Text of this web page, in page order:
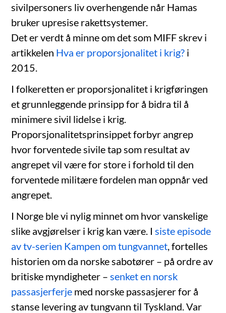
sivilpersoners liv overhengende når Hamas
bruker upresise rakettsystemer.
Det er verdt å minne om det som MIFF skrev i
artikkelen Hva er proporsjonalitet i krig? i
2015.
I folkeretten er proporsjonalitet i krigføringen
et grunnleggende prinsipp for å bidra til å
minimere sivil lidelse i krig.
Proporsjonalitetsprinsippet forbyr angrep
hvor forventede sivile tap som resultat av
angrepet vil være for store i forhold til den
forventede militære fordelen man oppnår ved
angrepet.
I Norge ble vi nylig minnet om hvor vanskelige
slike avgjørelser i krig kan være. I siste episode
av tv-serien Kampen om tungvannet , fortelles
historien om da norske sabotører – på ordre av
britiske myndigheter – senket en norsk
passasjerferje med norske passasjerer for å
stanse levering av tungvann til Tyskland. Var